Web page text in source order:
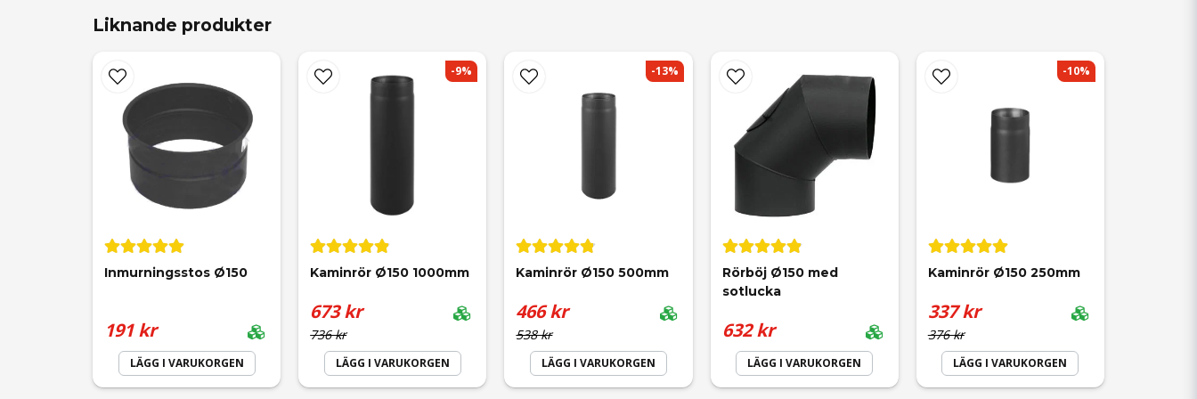
Täckring 130 är gjorda för kaminrör 130 så röret passar utan problem inuti.
nameNamn
Ja, ni får publicera min fråga
Skicka fråga
Liknande produkter
Inmurningsstos Ø150
191 kr
LÄGG I VARUKORGEN
Kaminrör Ø150 1000mm
736 kr
673 kr
LÄGG I VARUKORGEN
-9%
Kaminrör Ø150 500mm
538 kr
466 kr
LÄGG I VARUKORGEN
-13%
Rörböj Ø150 med
sotlucka
632 kr
LÄGG I VARUKORGEN
Kaminrör Ø150 250mm
376 kr
337 kr
LÄGG I VARUKORGEN
-10%